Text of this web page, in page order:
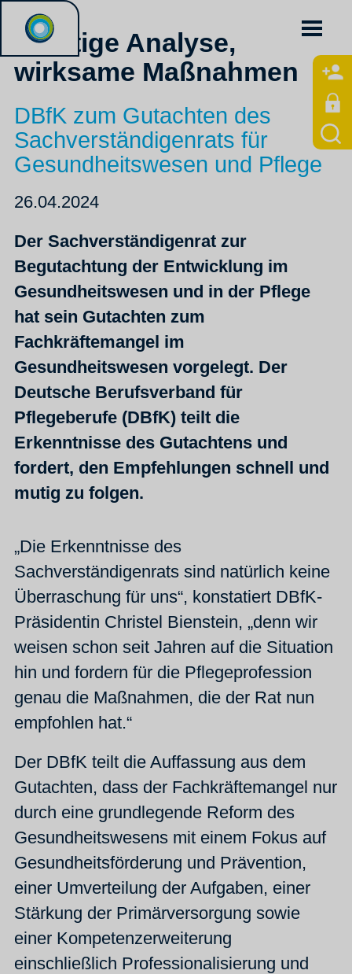
Richtige Analyse,
wirksame Maßnahmen
DBfK zum Gutachten des
Sachverständigenrats für
Gesundheitswesen und Pflege
26.04.2024
Der Sachverständigenrat zur
Begutachtung der Entwicklung im
Gesundheitswesen und in der Pflege
hat sein Gutachten zum
Fachkräftemangel im
Gesundheitswesen vorgelegt. Der
Deutsche Berufsverband für
Pflegeberufe (DBfK) teilt die
Erkenntnisse des Gutachtens und
fordert, den Empfehlungen schnell und
mutig zu folgen.
„Die Erkenntnisse des
Sachverständigenrats sind natürlich keine
Überraschung für uns“, konstatiert DBfK-
Präsidentin Christel Bienstein, „denn wir
weisen schon seit Jahren auf die Situation
hin und fordern für die Pflegeprofession
genau die Maßnahmen, die der Rat nun
empfohlen hat.“
Der DBfK teilt die Auffassung aus dem
Gutachten, dass der Fachkräftemangel nur
durch eine grundlegende Reform des
Gesundheitswesens mit einem Fokus auf
Gesundheitsförderung und Prävention,
einer Umverteilung der Aufgaben, einer
Stärkung der Primärversorgung sowie
einer Kompetenzerweiterung
einschließlich Professionalisierung und